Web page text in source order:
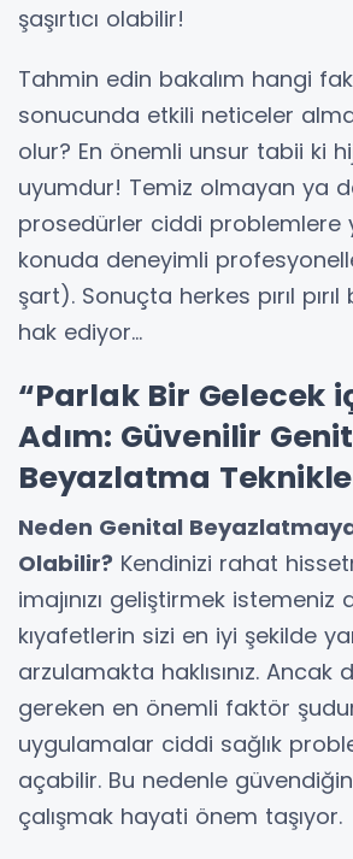
şaşırtıcı olabilir!
Tahmin edin bakalım hangi
sonucunda etkili neticeler
olur? En önemli unsur tabii ki
uyumdur! Temiz olmayan ya
prosedürler ciddi problemlere
konuda deneyimli
şart). Sonuçta herkes pırıl
hak ediyor…
“Parlak Bir Gelecek
Adım: Güvenilir
Beyazlatma
Neden Genital
Olabilir? Kendinizi rahat
imajınızı geliştirmek
kıyafetlerin sizi en iyi şekilde
arzulamakta haklısınız. Ancak
gereken en önemli faktör
uygulamalar ciddi sağlık
açabilir. Bu nedenle
çalışmak hayati önem taşıyor.